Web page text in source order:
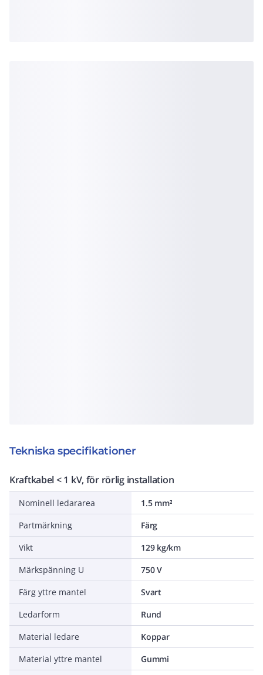
Tekniska specifikationer
Kraftkabel < 1 kV, för rörlig installation
Nominell ledararea
1.5 mm²
Partmärkning
Färg
Vikt
129 kg/km
Märkspänning U
750 V
Färg yttre mantel
Svart
Ledarform
Rund
Material ledare
Koppar
Material yttre mantel
Gummi